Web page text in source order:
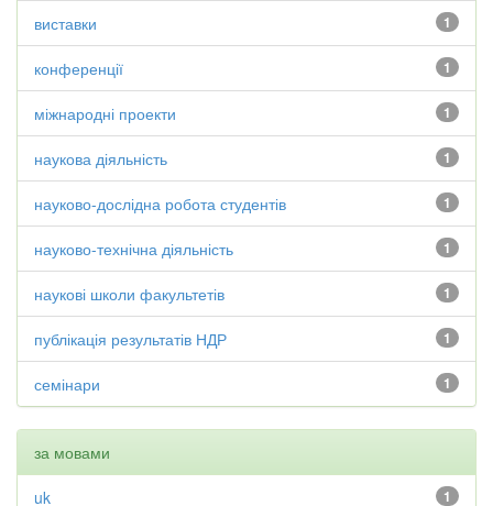
1
виставки
1
конференції
1
міжнародні проекти
1
наукова діяльність
1
науково-дослідна робота студентів
1
науково-технічна діяльність
1
наукові школи факультетів
1
публікація результатів НДР
1
семінари
за мовами
1
uk